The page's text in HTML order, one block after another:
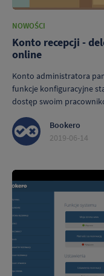
NOWOŚCI
Konto recepcji -
online
Konto administratora
funkcje konfiguracyjne
dostęp swoim
Bookero
2019-06-14